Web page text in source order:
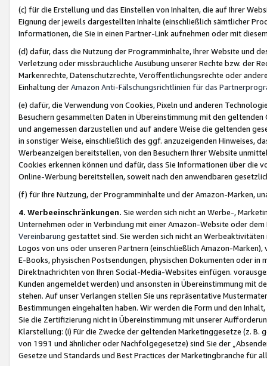
(c) für die Erstellung und das Einstellen von Inhalten, die auf Ihrer
Eignung der jeweils dargestellten Inhalte (einschließlich sämtlicher
Informationen, die Sie in einen Partner-Link aufnehmen oder mit
(d) dafür, dass die Nutzung der Programminhalte, Ihrer Website und
Verletzung oder missbräuchliche Ausübung unserer Rechte bzw. der
Markenrechte, Datenschutzrechte, Veröffentlichungsrechte oder
Einhaltung derAmazon Anti-Fälschungsrichtlinien für das
(e) dafür, die Verwendung von Cookies, Pixeln und anderen
Besuchern gesammelten Daten in Übereinstimmung mit den
und angemessen darzustellen und auf andere Weise die geltenden
in sonstiger Weise, einschließlich des ggf. anzuzeigenden Hinweises,
Werbeanzeigen bereitstellen, von den Besuchern Ihrer Website
Cookies erkennen können und dafür, dass Sie Informationen über die
Online-Werbung bereitstellen, soweit nach den anwendbaren
(f) für Ihre Nutzung, der Programminhalte und der Amazon-Marken,
4. Werbeeinschränkungen. Sie werden sich nicht an Werbe-,
Unternehmen oder in Verbindung mit einer Amazon-Website oder
Vereinbarung gestattet sind. Sie werden sich nicht an
Logos von uns oder unseren Partnern (einschließlich Amazon-
E-Books, physischen Postsendungen, physischen Dokumenten oder in
Direktnachrichten von Ihren Social-Media-Websites einfügen.
Kunden angemeldet werden) und ansonsten in Übereinstimmung mit
stehen. Auf unser Verlangen stellen Sie uns repräsentative
Bestimmungen eingehalten haben. Wir werden die Form und den
Sie die Zertifizierung nicht in Übereinstimmung mit unserer
Klarstellung: (i) Für die Zwecke der geltenden Marketinggesetze (z. B.
von 1991 und ähnlicher oder Nachfolgegesetze) sind Sie der
Gesetze und Standards und Best Practices der Marketingbranche für